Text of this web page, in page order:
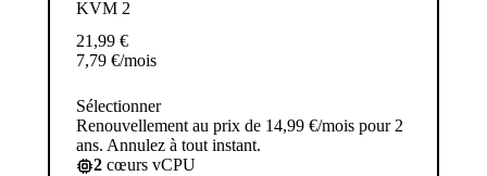
KVM 2
21,99 €
7,79 €/mois
Sélectionner
Renouvellement au prix de 14,99 €/mois pour 2
ans. Annulez à tout instant.
2 cœurs vCPU